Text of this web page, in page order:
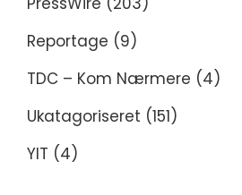
Reportage (9)
TDC – Kom Nærmere (4)
Ukatagoriseret (151)
YIT (4)